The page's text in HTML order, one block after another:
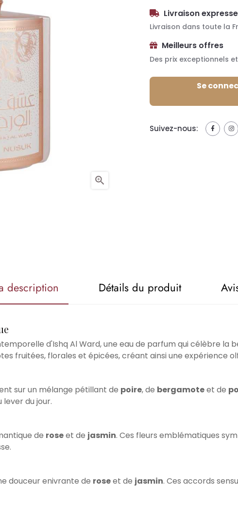

Livraison expresse
Livraison dans toute la
Meilleurs offres
Des prix exceptionnels
Se
Suivez-nous:
description Détails du produit
d'Ishq Al Ward, une eau de parfum qui célèbre la
fruitées, florales et épicées, créant ainsi une expérience
sur un mélange pétillant de poire, de bergamoteet de
du jour.
de roseet de jasmin. Ces fleurs emblématiques
douceur enivrante de roseet de jasmin. Ces accords